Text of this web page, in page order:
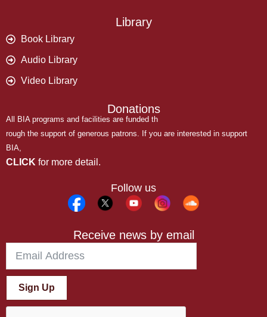
Library
Book Library
Audio Library
Video Library
Donations
All BIA programs and facilities are funded th
rough the support of generous patrons. If you are interested in support
BIA,
CLICK for more detail.
Follow us
Receive news by email
Sign Up